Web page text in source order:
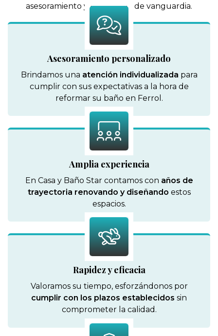
asesoramiento y tecnología de vanguardia.
Asesoramiento personalizado
Brindamos una atención individualizada para
cumplir con sus expectativas a la hora de
reformar su baño en Ferrol.
Amplia experiencia
En Casa y Baño Star contamos con años de
trayectoria renovando y diseñando estos
espacios.
Rapidez y eficacia
Valoramos su tiempo, esforzándonos por
cumplir con los plazos establecidos sin
comprometer la calidad.